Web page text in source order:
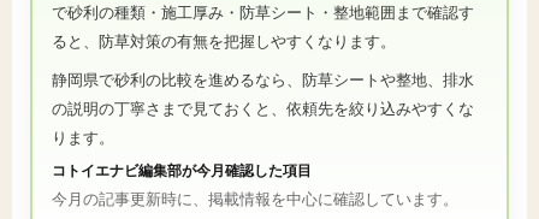
で砂利の種類・施工厚み・防草シート・整地範囲まで確認す
ると、防草対策の有無を把握しやすくなります。
静岡県で砂利の比較を進めるなら、防草シートや整地、排水
の説明の丁寧さまで見ておくと、依頼先を絞り込みやすくな
ります。
コトイエナビ編集部が今月確認した項目
今月の記事更新時に、掲載情報を中心に確認しています。